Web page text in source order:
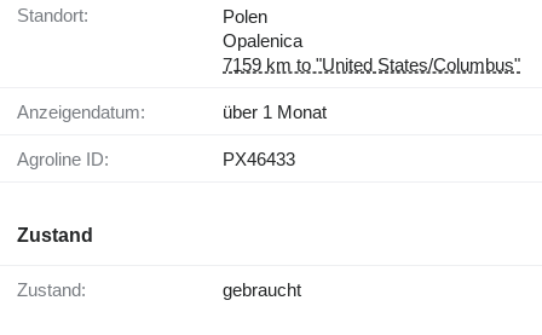
Standort:
Polen
Opalenica
7159 km to "United States/Columbus"
Anzeigendatum: über 1 Monat
Agroline ID: PX46433
Zustand
Zustand: gebraucht